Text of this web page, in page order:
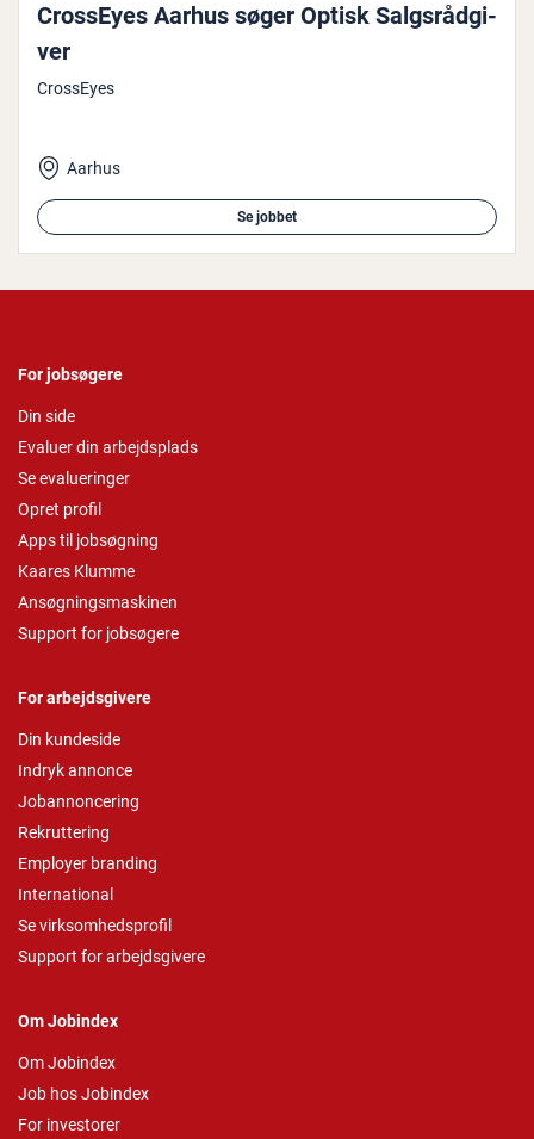
CrossEyes Aarhus søger Optisk Salgs­rå­d­gi­
ver
CrossEyes
Aarhus
Se jobbet
For jobsøgere
Din side
Evaluer din arbejdsplads
Se evalueringer
Opret profil
Apps til jobsøgning
Kaares Klumme
Ansøgningsmaskinen
Support for jobsøgere
For arbejdsgivere
Din kundeside
Indryk annonce
Jobannoncering
Rekruttering
Employer branding
International
Se virksomhedsprofil
Support for arbejdsgivere
Om Jobindex
Om Jobindex
Job hos Jobindex
For investorer